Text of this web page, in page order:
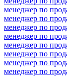
менеджер по
менеджер по
менеджер по
менеджер по
менеджер по
менеджер по
менеджер по
менеджер по